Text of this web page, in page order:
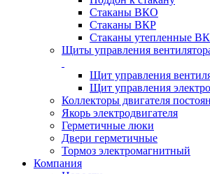
Стаканы ВКО
Стаканы ВКР
Стаканы утепленные
Щиты управления
Щит управления
Щит управления
Коллекторы двигателя
Якорь электродвигателя
Герметичные люки
Двери герметичные
Тормоз электромагнитный
Компания